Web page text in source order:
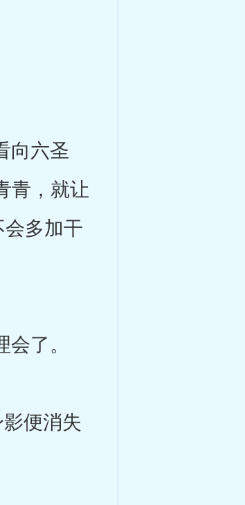
向六圣
青，就让
多加干
了。
便消失